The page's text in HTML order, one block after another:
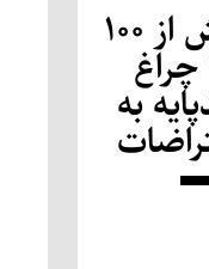
ایران – کشتار بیش از ۱۰۰
چراغ
به